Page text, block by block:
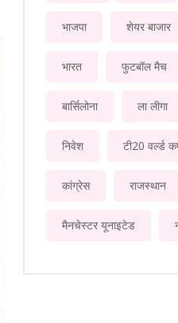
भाजपा शेयर बाजार
भारत फुटबॉल मैच
बार्सिलोना ला लीगा
निवेश टी20 वर्ल्ड
कांग्रेस राजस्थान
मैनचेस्टर यूनाइटेड